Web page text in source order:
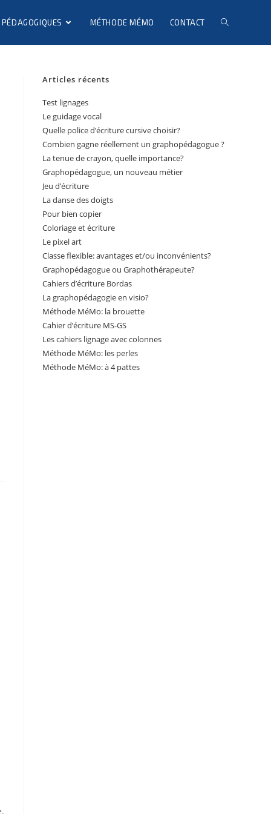
MÉTHODE MÉMO CONTACT
Articles récents
Test lignages
Le guidage vocal
Quelle police d’écriture cursive choisir?
Combien gagne réellement un graphopédagogue ?
La tenue de crayon, quelle importance?
Graphopédagogue, un nouveau métier
Jeu d’écriture
La danse des doigts
Pour bien copier
Coloriage et écriture
Le pixel art
Classe flexible: avantages et/ou inconvénients?
Graphopédagogue ou Graphothérapeute?
Cahiers d’écriture Bordas
La graphopédagogie en visio?
Méthode MéMo: la brouette
Cahier d’écriture MS-GS
Les cahiers lignage avec colonnes
Méthode MéMo: les perles
Méthode MéMo: à 4 pattes